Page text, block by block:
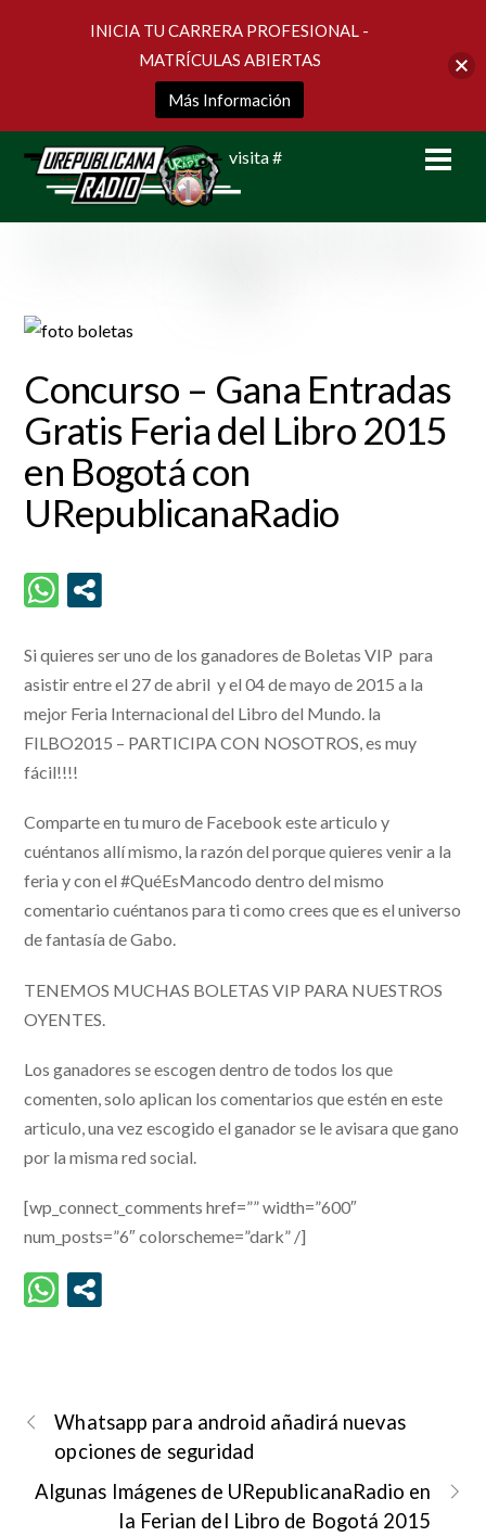
visita #
Concurso – Gana Entradas
Gratis Feria del Libro 2015
en Bogotá con
URepublicanaRadio
Si quieres ser uno de los ganadores de Boletas VIP para
asistir entre el 27 de abril y el 04 de mayo de 2015 a la
mejor Feria Internacional del Libro del Mundo. la
FILBO2015 – PARTICIPA CON NOSOTROS, es muy
fácil!!!!
Comparte en tu muro de Facebook este articulo y
cuéntanos allí mismo, la razón del porque quieres venir a la
feria y con el #QuéEsMancodo dentro del mismo
comentario cuéntanos para ti como crees que es el universo
de fantasía de Gabo.
TENEMOS MUCHAS BOLETAS VIP PARA NUESTROS
OYENTES.
Los ganadores se escogen dentro de todos los que
comenten, solo aplican los comentarios que estén en este
articulo, una vez escogido el ganador se le avisara que gano
por la misma red social.
[wp_connect_comments href=”” width=”600″
num_posts=”6″ colorscheme=”dark” /]
Whatsapp para android añadirá nuevas
opciones de seguridad
Algunas Imágenes de URepublicanaRadio en
la Ferian del Libro de Bogotá 2015
INICIA TU CARRERA PROFESIONAL -
MATRÍCULAS ABIERTAS
Más Información